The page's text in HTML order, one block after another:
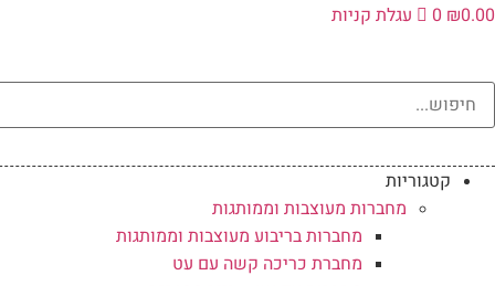
₪0.00
0 עגלת קניות
קטגוריות
מחברות מעוצבות וממותגות
מחברות בריבוע מעוצבות וממותגות
מחברת כריכה קשה עם עט